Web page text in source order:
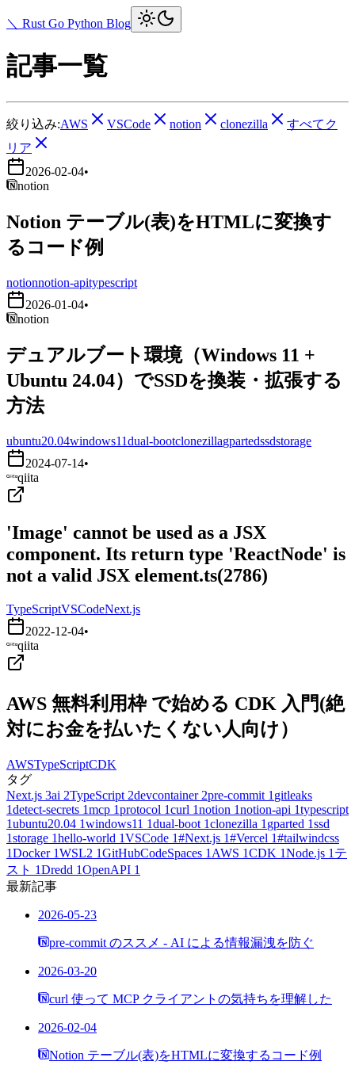
＼ Rust Go Python Blog
記事一覧
絞り込み:AWS VSCode notion clonezilla
すべてク
リア
2026-02-04•
notion
Notion テーブル(表)をHTMLに変換す
るコード例
notionnotion-apitypescript
2026-01-04•
notion
デュアルブート環境（Windows 11 +
Ubuntu 24.04）でSSDを換装・拡張する
方法
ubuntu20.04windows11dual-bootclonezillagpartedssdstorage
2024-07-14•
qiita
'Image' cannot be used as a JSX
component. Its return type 'ReactNode' is
not a valid JSX element.ts(2786)
TypeScriptVSCodeNext.js
2022-12-04•
qiita
AWS 無料利用枠 で始める CDK 入門(絶
対にお金を払いたくない人向け）
AWSTypeScriptCDK
タグ
Next.js 3ai 2TypeScript 2devcontainer 2pre-commit 1 gitleaks
1detect-secrets 1mcp 1protocol 1curl 1notion 1notion-api 1typescript
1ubuntu20.04 1windows11 1dual-boot 1clonezilla 1 gparted 1ssd
1storage 1hello-world 1VSCode 1#Next.js 1#Vercel 1#tailwindcss
1Docker 1WSL2 1GitHubCodeSpaces 1 AWS 1CDK 1Node.js 1 テ
スト 1Dredd 1OpenAPI 1
最新記事
2026-05-23
pre-commit のススメ - AI による情報漏洩を防ぐ
2026-03-20
curl 使って MCP クライアントの気持ちを理解した
2026-02-04
Notion テーブル(表)をHTMLに変換するコード例